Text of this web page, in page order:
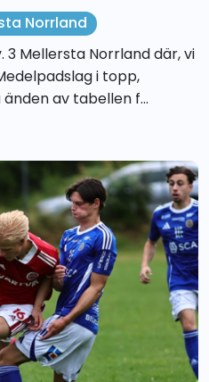
Norrland
3 Mellersta Norrland där, vi
i topp,
av tabellen f...